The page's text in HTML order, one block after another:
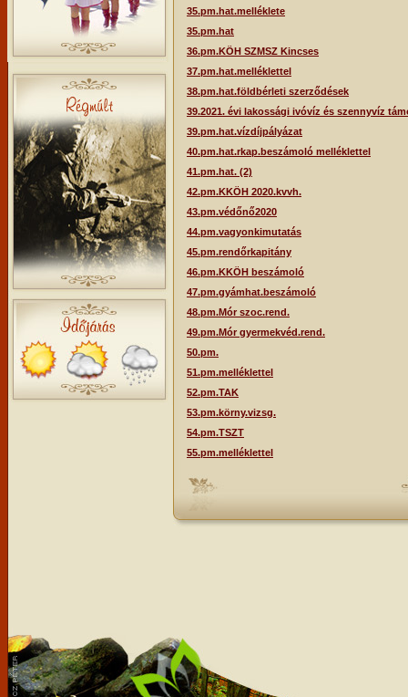
35.pm.hat.melléklete
35.pm.hat
36.pm.KÖH SZMSZ Kincses
37.pm.hat.melléklettel
38.pm.hat.földbérleti szerződések
39.2021. évi lakossági ivóvíz és szennyvíz
39.pm.hat.vízdíjpályázat
40.pm.hat.rkap.beszámoló melléklettel
41.pm.hat. (2)
42.pm.KKÖH 2020.kvvh.
43.pm.védőnő2020
44.pm.vagyonkimutatás
45.pm.rendőrkapitány
46.pm.KKÖH beszámoló
47.pm.gyámhat.beszámoló
48.pm.Mór szoc.rend.
49.pm.Mór gyermekvéd.rend.
50.pm.
51.pm.melléklettel
52.pm.TAK
53.pm.körny.vizsg.
54.pm.TSZT
55.pm.melléklettel